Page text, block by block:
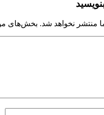
منتشر نخواهد شد. بخش‌های